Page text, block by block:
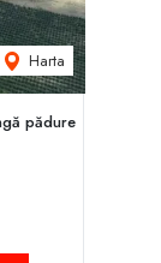
Harta
pădure